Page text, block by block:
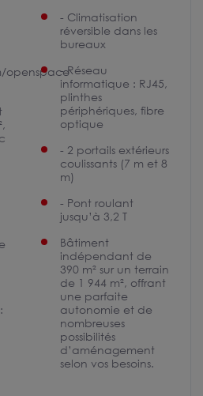
openspace
- Climatisation
réversible dans les
bureaux
- Réseau
informatique : RJ45,
plinthes
périphériques, fibre
optique
- 2 portails extérieurs
coulissants (7 m et 8
m)
- Pont roulant
jusqu’à 3,2 T
Bâtiment
indépendant de
390 m² sur un terrain
de 1 944 m², offrant
une parfaite
autonomie et de
nombreuses
possibilités
d’aménagement
selon vos besoins.